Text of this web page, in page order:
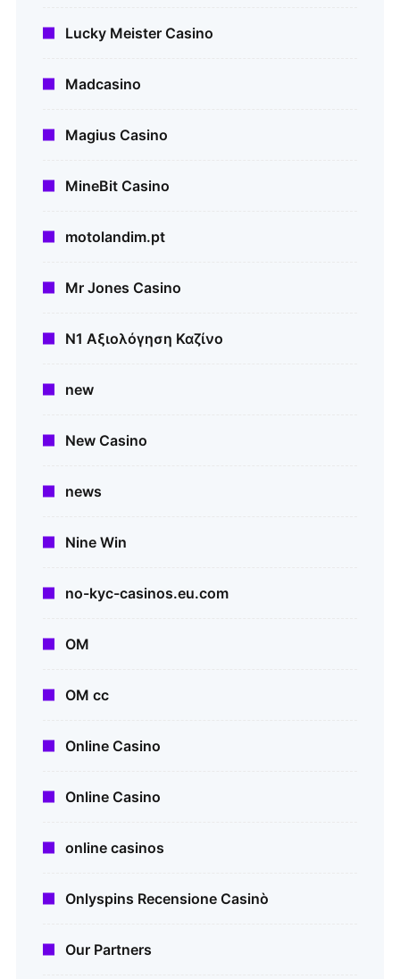
Lucky Meister Casino
Madcasino
Magius Casino
MineBit Casino
motolandim.pt
Mr Jones Casino
N1 Αξιολόγηση Καζίνο
new
New Casino
news
Nine Win
no-kyc-casinos.eu.com
OM
OM cc
Online Casino
Online Casino
online casinos
Onlyspins Recensione Casinò
Our Partners